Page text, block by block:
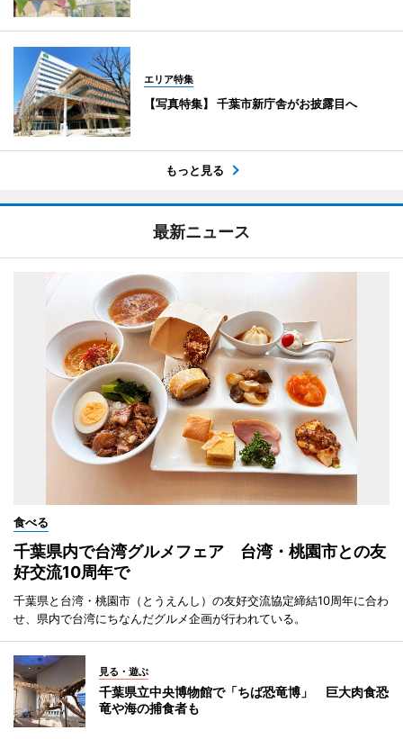
エリア特集
【写真特集】 千葉市新庁舎がお披露目へ
もっと見る
最新ニュース
食べる
千葉県内で台湾グルメフェア 台湾・桃園市との友
好交流10周年で
千葉県と台湾・桃園市（とうえんし）の友好交流協定締結10周年に合わ
せ、県内で台湾にちなんだグルメ企画が行われている。
見る・遊ぶ
千葉県立中央博物館で「ちば恐竜博」 巨大肉食恐
竜や海の捕食者も